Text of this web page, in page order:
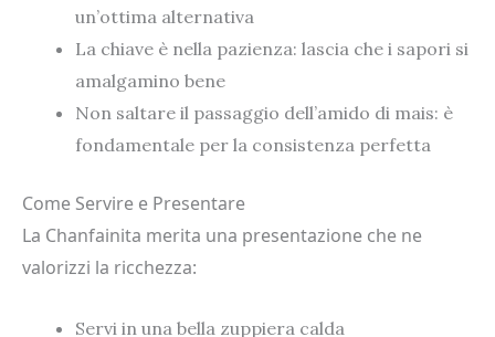
un’ottima alternativa
La chiave è nella pazienza: lascia che i sapori si
amalgamino bene
Non saltare il passaggio dell’amido di mais: è
fondamentale per la consistenza perfetta
Come Servire e Presentare
La Chanfainita merita una presentazione che ne
valorizzi la ricchezza:
Servi in una bella zuppiera calda